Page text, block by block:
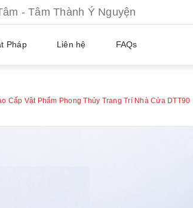
- Tâm Thành Ý Nguyện
Pháp Liên hệ FAQs
Cấp Vật Phẩm Phong Thủy Trang Trí Nhà Cửa DTT90